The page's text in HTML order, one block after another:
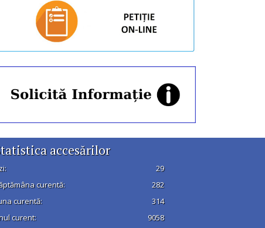
accesărilor
29
curentă:
282
curentă:
314
curent:
9058